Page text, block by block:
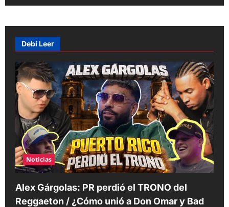
v
i
g
a
t
i
o
n
Debí Leer
Noticias
Alex Gárgolas: PR perdió el TRONO del
Reggaeton / ¿Cómo unió a Don Omar y Bad